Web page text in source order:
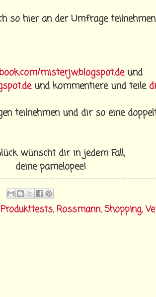
so hier an der Umfrage
misterjw.blogspot.deund
und kommentiere und teile
teilnehmen und dir so eine
wünscht dir in jedem Fall,
deine pamelopee!
Produkttests,Rossmann,Shopping,